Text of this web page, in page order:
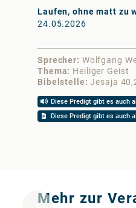
Laufen, ohne matt zu
24.05.2026
Sprecher
Wolfgang
Thema
Heiliger Geist
Bibelstelle
Jesaja
Diese Predigt gibt es auch
Diese Predigt gibt es auch
Mehr zur